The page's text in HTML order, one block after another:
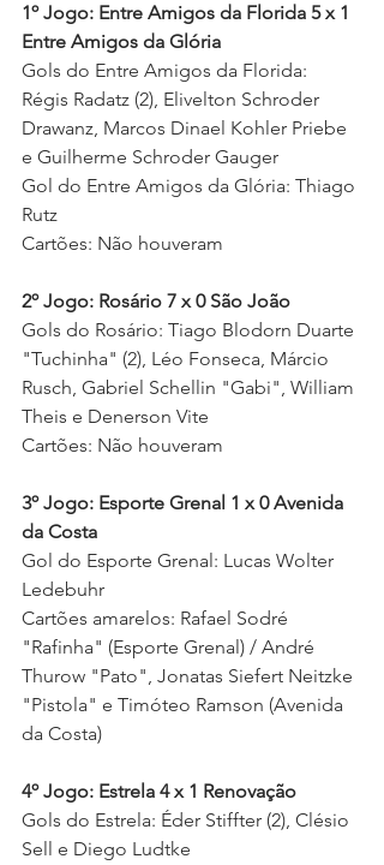
1º Jogo: Entre Amigos da Florida 5 x 1
Entre Amigos da Glória
Gols do Entre Amigos da Florida:
Régis Radatz (2), Elivelton Schroder
Drawanz, Marcos Dinael Kohler Priebe
e Guilherme Schroder Gauger
Gol do Entre Amigos da Glória: Thiago
Rutz
Cartões: Não houveram
2º Jogo: Rosário 7 x 0 São João
Gols do Rosário: Tiago Blodorn Duarte
"Tuchinha" (2), Léo Fonseca, Márcio
Rusch, Gabriel Schellin "Gabi", William
Theis e Denerson Vite
Cartões: Não houveram
3º Jogo: Esporte Grenal 1 x 0 Avenida
da Costa
Gol do Esporte Grenal: Lucas Wolter
Ledebuhr
Cartões amarelos: Rafael Sodré
"Rafinha" (Esporte Grenal) / André
Thurow "Pato", Jonatas Siefert Neitzke
"Pistola" e Timóteo Ramson (Avenida
da Costa)
4º Jogo: Estrela 4 x 1 Renovação
Gols do Estrela: Éder Stiffter (2), Clésio
Sell e Diego Ludtke